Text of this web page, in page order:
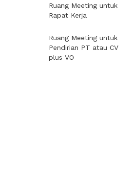
Ruang Meeting untuk
Rapat Kerja
Ruang Meeting untuk
Pendirian PT atau CV
plus VO